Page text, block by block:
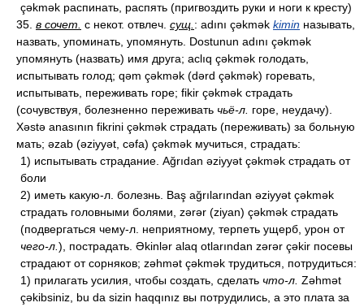
çəkmək распинать, распять (пригвоздить руки и ноги к кресту)
35. в сочет. с некот. отвлеч. сущ. : adını çəkmək kimin называть,
назвать, упоминать, упомянуть. Dostunun adını çəkmək
упомянуть (назвать) имя друга; aclıq çəkmək голодать,
испытывать голод; qəm çəkmək (dərd çəkmək) горевать,
испытывать, переживать горе; fikir çəkmək страдать
(сочувствуя, болезненно переживать чьё-л. горе, неудачу).
Xəstə anasının fikrini çəkmək страдать (переживать) за больную
мать; əzab (əziyyət, cəfa) çəkmək мучиться, страдать:
1) испытывать страдание. Ağrıdan əziyyət çəkmək страдать от
боли
2) иметь какую-л. болезнь. Baş ağrılarından əziyyət çəkmək
страдать головными болями, zərər (ziyan) çəkmək страдать
(подвергаться чему-л. неприятному, терпеть ущерб, урон от
чего-л. ), пострадать. Əkinlər alaq otlarından zərər çəkir посевы
страдают от сорняков; zəhmət çəkmək трудиться, потрудиться:
1) прилагать усилия, чтобы создать, сделать что-л. Zəhmət
çəkibsiniz, bu da sizin haqqınız вы потрудились, а это плата за